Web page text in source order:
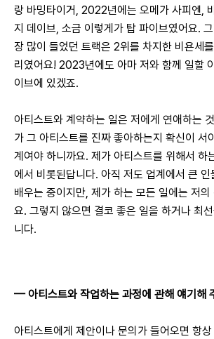
랑 바밍타이거, 2022년에는 오메가 사피엔,
지 데이브, 소금 이렇게가 탑 파이브였어요.
장 많이 들었던 트랙은 2위를 차지한 비욘세
리였어요! 2023년에도 아마 저와 함께 일할
이브에 있겠죠.
아티스트와 계약하는 일은 저에게 연애하는
가 그 아티스트를 진짜 좋아하는지 확신이 서
계여야 하니까요. 제가 아티스트를 위해서 하
에서 비롯된답니다. 아직 저도 업계에서 큰 인
배우는 중이지만, 제가 하는 모든 일에는 저의
요. 그렇지 않으면 결코 좋은 일을 하거나 최
니다.
— 아티스트와 작업하는 과정에 관해 얘기해
아티스트에게 제안이나 문의가 들어오면 항